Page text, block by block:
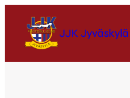
JJK Jyväskylä